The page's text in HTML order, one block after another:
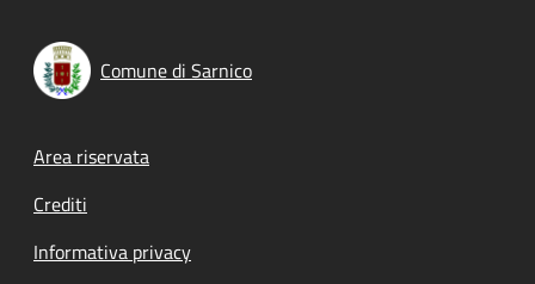
Comune di Sarnico
Footer menu
Area riservata
Crediti
Informativa privacy